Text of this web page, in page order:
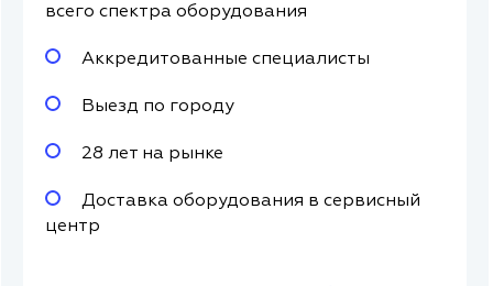
всего спектра оборудования
Аккредитованные специалисты
Выезд по городу
28 лет на рынке
Доставка оборудования в сервисный
центр